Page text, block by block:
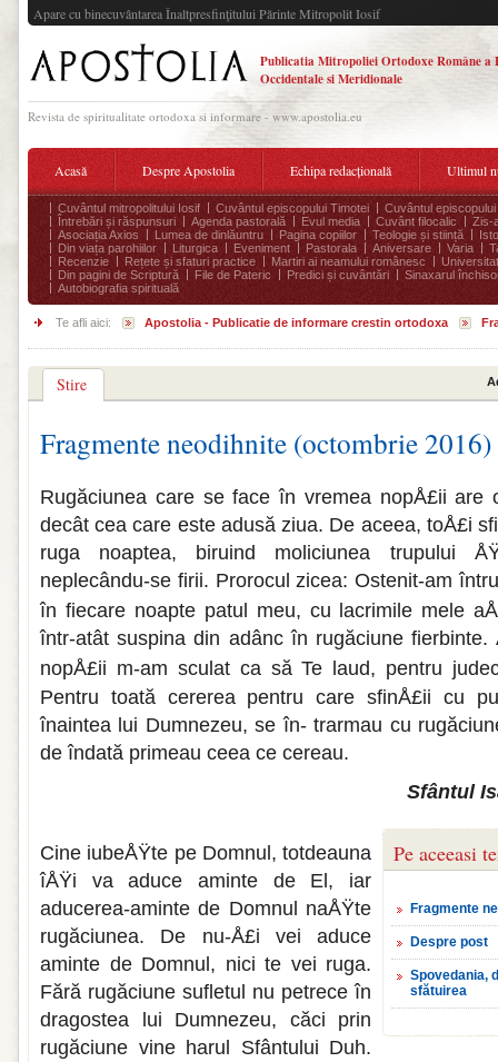
Apare cu binecuvântarea Înaltpresfinţitului Părinte Mitropolit Iosif
Publicatia Mitropoliei Ortodoxe Române a
Occidentale si Meridionale
Revista de spiritualitate ortodoxa si informare - www.apostolia.eu
Acasă Despre Apostolia Echipa redacțională Ultimul
Cuvântul mitropolitului Iosif Cuvântul episcopului Timotei
Cuvântul episcopului
Întrebări și răspunsuri
Agenda pastorală Evul media Cuvânt filocalic
Zis-
Asociația Axios
Lumea de dinlăuntru Pagina copiilor Teologie și stiință
Din viața parohiilor
Liturgica Eveniment Pastorala Aniversare Varia
Recenzie
Rețete și sfaturi practice Martiri ai neamului românesc
Din pagini de Scriptură
File de Pateric Predici și cuvântări
Sinaxarul
Autobiografia spirituală
Te afli aici: Apostolia - Publicatie de informare crestin ortodoxa
Stire
Fragmente neodihnite (octombrie 2016)
Rugăciunea care se face în vremea nopÅ£ii are
decât cea care este adusă ziua. De aceea, toÅ£i
ruga noaptea, biruind moliciunea trupu­lui
neplecându-se firii. Prorocul zicea: Ostenit-am
în fiecare noapte patul meu, cu lacri­mile mele
într-atât suspina din adânc în rugăciune
nopÅ£ii m-am sculat ca să Te laud, pentru
Pentru toată cererea pentru care sfinÅ£ii cu
înaintea lui Dumnezeu, se în- trarmau cu
de îndată primeau ceea ce cereau.
Sfântul
Pe aceeasi
Fragmente
Despre post
Spovedania,
sfătuirea
Cine iubeÅŸte pe Domnul, totdeauna
îÅŸi va aduce aminte de El, iar
aducerea-aminte de Domnul naÅŸte
rugăciunea. De nu-Å£i vei aduce
aminte de Domnul, nici te vei ruga.
Fără rugă­ciune sufletul nu petrece în
dragostea lui Dumnezeu, căci prin
rugăciune vine harul Sfântului Duh.